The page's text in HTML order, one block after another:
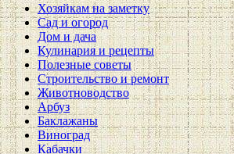
Хозяйкам на заметку
Сад и огород
Дом и дача
Кулинария и рецепты
Полезные советы
Строительство и ремонт
Животноводство
Арбуз
Баклажаны
Виноград
Кабачки